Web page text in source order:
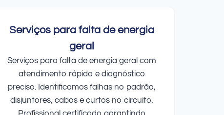
Serviços para falta de energia
geral
Serviços para falta de energia geral com
atendimento rápido e diagnóstico
preciso. Identificamos falhas no padrão,
disjuntores, cabos e curtos no circuito.